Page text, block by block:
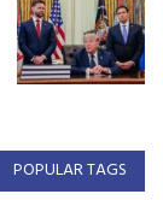
POPULAR TAGS